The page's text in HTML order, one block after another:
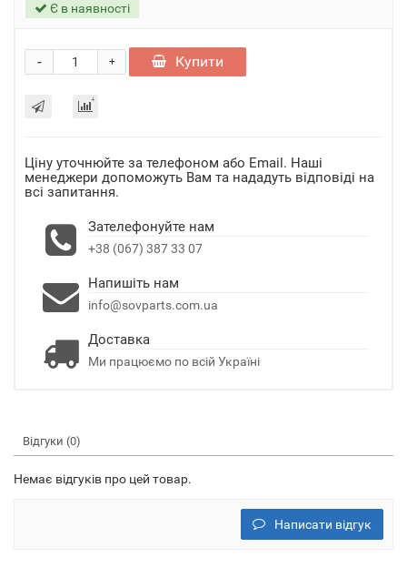
Є в наявності
+
- Купити
Ціну уточнюйте за телефоном або Email. Наші
менеджери допоможуть Вам та нададуть відповіді на
всі запитання.
Зателефонуйте нам
+38 (067) 387 33 07
Напишіть нам
info@sovparts.com.ua
Доставка
Ми працюємо по всій Україні
Відгуки (0)
Немає відгуків про цей товар.
Написати відгук